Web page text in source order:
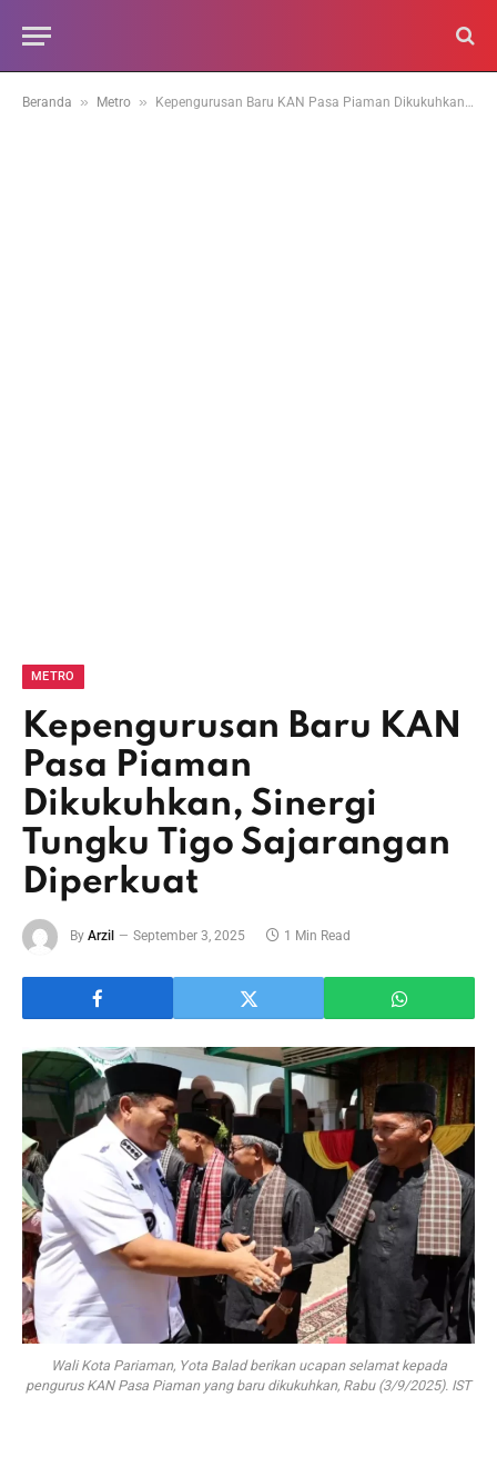
Beranda » Metro » Kepengurusan Baru KAN Pasa Piaman Dikukuhkan, Sinergi Tungku Tigo Sajarangan Diperkuat
METRO
Kepengurusan Baru KAN
Pasa Piaman
Dikukuhkan, Sinergi
Tungku Tigo Sajarangan
Diperkuat
By Arzil September 3, 2025 1 Min Read
Wali Kota Pariaman, Yota Balad berikan ucapan selamat kepada
pengurus KAN Pasa Piaman yang baru dikukuhkan, Rabu (3/9/2025). IST